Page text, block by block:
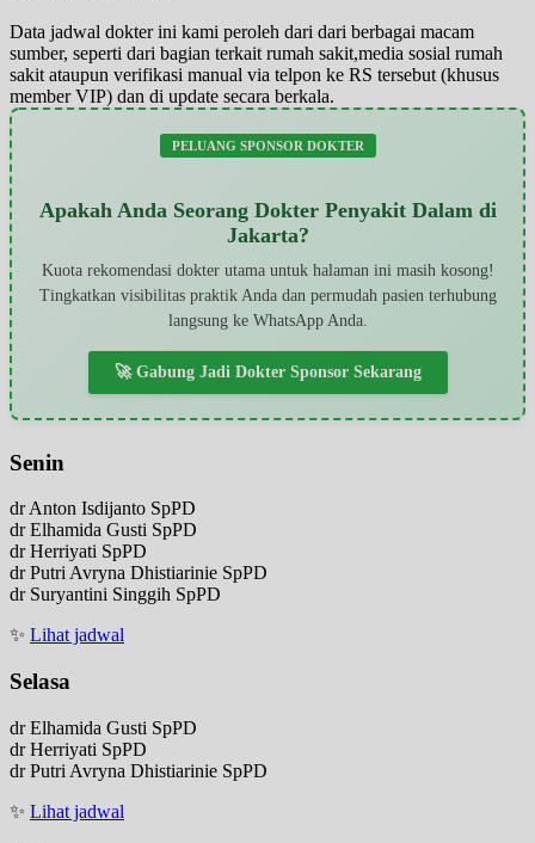
Data jadwal dokter ini kami peroleh dari dari berbagai macam
sumber, seperti dari bagian terkait rumah sakit,media sosial rumah
sakit ataupun verifikasi manual via telpon ke RS tersebut (khusus
member VIP) dan di update secara berkala.
PELUANG SPONSOR DOKTER
Apakah Anda Seorang Dokter Penyakit Dalam di
Jakarta?
Kuota rekomendasi dokter utama untuk halaman ini masih kosong!
Tingkatkan visibilitas praktik Anda dan permudah pasien terhubung
langsung ke WhatsApp Anda.
🚀 Gabung Jadi Dokter Sponsor Sekarang
Senin
dr Anton Isdijanto SpPD
dr Elhamida Gusti SpPD
dr Herriyati SpPD
dr Putri Avryna Dhistiarinie SpPD
dr Suryantini Singgih SpPD
✨ Lihat jadwal
Selasa
dr Elhamida Gusti SpPD
dr Herriyati SpPD
dr Putri Avryna Dhistiarinie SpPD
✨ Lihat jadwal